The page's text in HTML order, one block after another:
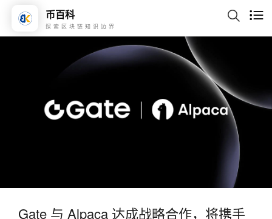
币百科
探索区块链知识边界
Gate 与 Alpaca 达成战略合作，将携手